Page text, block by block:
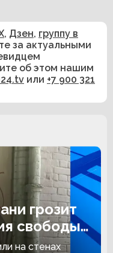
, Дзен, группу в
за актуальными
об этом нашим
или +7 900 321
грозит
свободы
на стенах